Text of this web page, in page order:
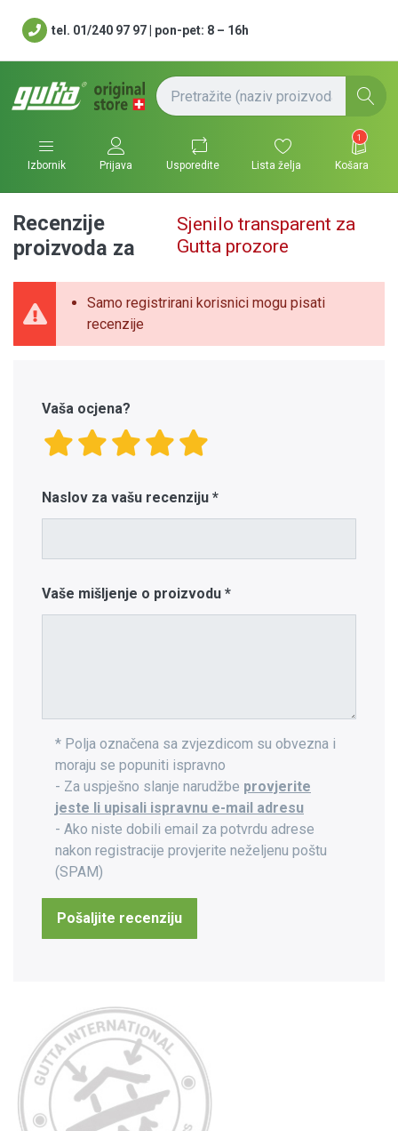
tel. 01/240 97 97 | pon-pet: 8 – 16h
Izbornik Prijava Usporedite Lista želja
1
Košara
Recenzije
proizvoda za
Sjenilo transparent za
Gutta prozore
Samo registrirani korisnici mogu pisati
recenzije
Vaša ocjena?
Naslov za vašu recenziju
Vaše mišljenje o proizvodu
* Polja označena sa zvjezdicom su obvezna i
moraju se popuniti ispravno
- Za uspješno slanje narudžbe provjerite
jeste li upisali ispravnu e-mail adresu
- Ako niste dobili email za potvrdu adrese
nakon registracije provjerite neželjenu poštu
(SPAM)
Pošaljite recenziju